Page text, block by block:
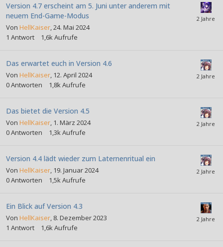
Version 4.7 erscheint am 5. Juni unter anderem mit
neuem End-Game-Modus
Von HellKaiser,24. Mai 2024
1 Antwort 1,6kAufrufe
Das erwartet euch in Version 4.6
Von HellKaiser, 12. April 2024
0Antworten 1,8kAufrufe
Das bietet die Version 4.5
Von HellKaiser, 1. März 2024
0Antworten 1,3kAufrufe
Version 4.4 lädt wieder zum Laternenritual ein
Von HellKaiser, 19. Januar 2024
0Antworten 1,5kAufrufe
Ein Blick auf Version 4.3
Von HellKaiser, 8. Dezember 2023
1 Antwort 1,6kAufrufe